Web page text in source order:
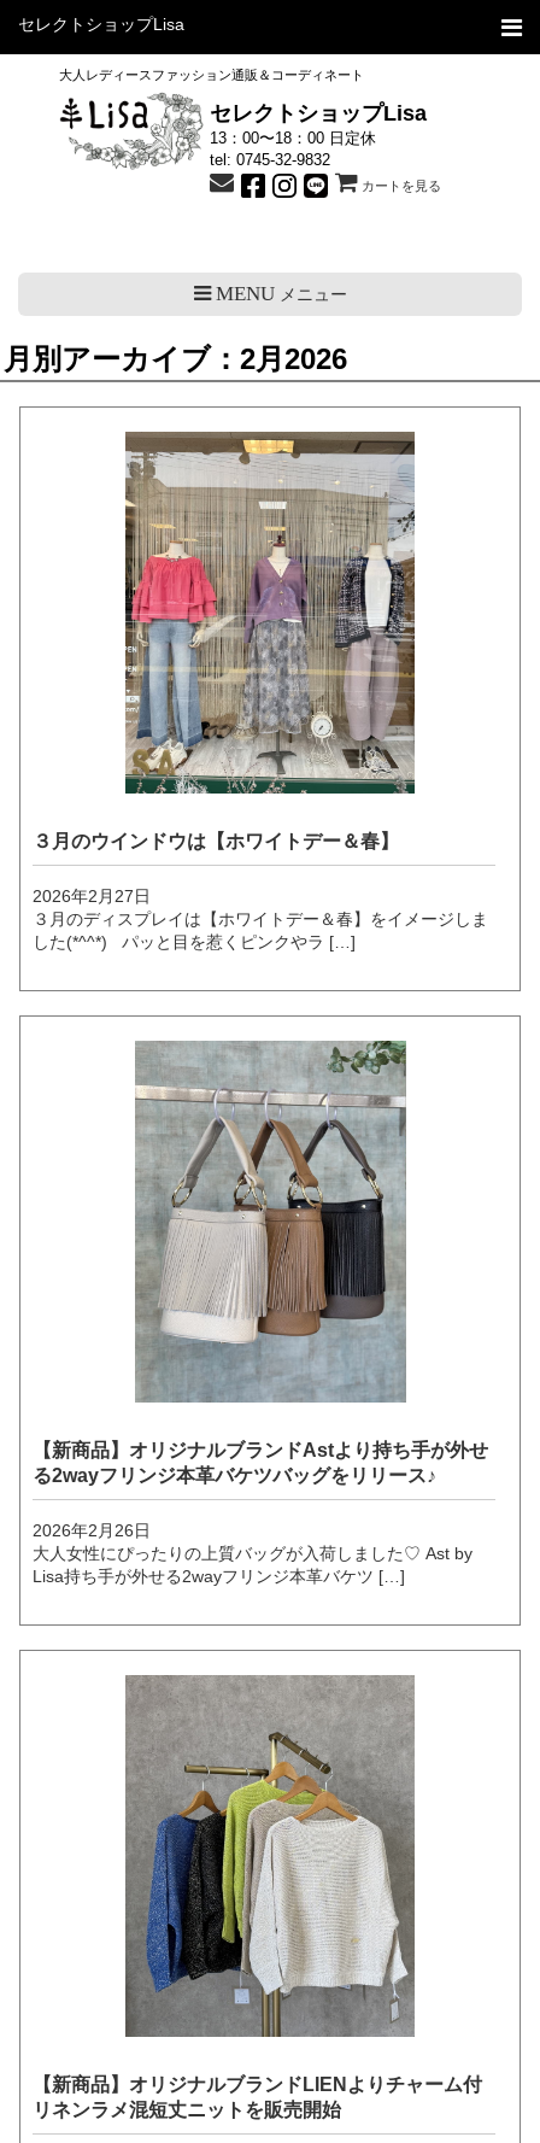
セレクトショップLisa
大人レディースファッション通販＆コーディネート
セレクトショップLisa
13：00〜18：00 日定休
tel: 0745-32-9832
カートを見る
MENUメニュー
月別アーカイブ：2月2026
３月のウインドウは【ホワイトデー＆春】
2026年2月27日
３月のディスプレイは【ホワイトデー＆春】をイメージしま
した(*^^*) パッと目を惹くピンクやラ […]
【新商品】オリジナルブランドAstより持ち手が外せ
る2wayフリンジ本革バケツバッグをリリース♪
2026年2月26日
大人女性にぴったりの上質バッグが入荷しました♡ Ast by
Lisa持ち手が外せる2wayフリンジ本革バケツ […]
【新商品】オリジナルブランドLIENよりチャーム付
リネンラメ混短丈ニットを販売開始